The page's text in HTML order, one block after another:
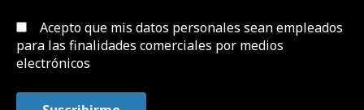
Acepto que mis datos personales sean empleados
para las finalidades comerciales por medios
electrónicos